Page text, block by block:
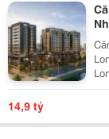
14,9 tỷ